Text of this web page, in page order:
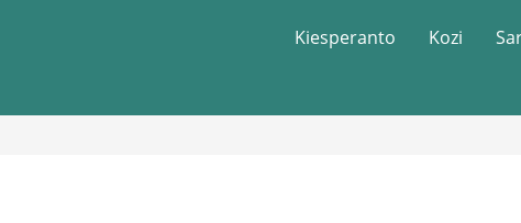
Kiesperanto Kozi